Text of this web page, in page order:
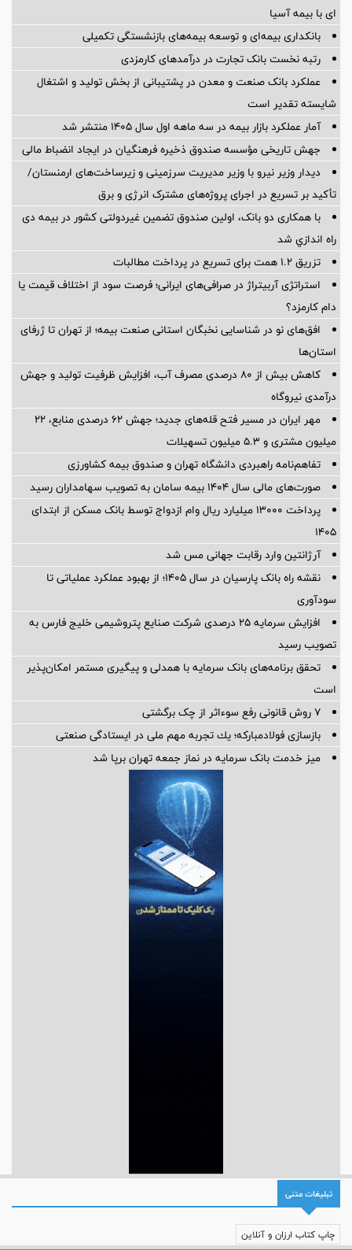
ای با بیمه آسیا
بانکداری بیمه‌ای و توسعه بیمه‌های بازنشستگی تکمیلی
رتبه نخست بانک تجارت در درآمدهای کارمزدی
عملکرد بانک صنعت و معدن در پشتیبانی از بخش تولید و اشتغال
شایسته تقدیر است
آمار عملكرد بازار بیمه در سه ماهه اول سال 1405 منتشر شد
جهش تاریخی مؤسسه صندوق ذخیره فرهنگیان در ایجاد انضباط مالی
دیدار وزیر نیرو با وزیر مدیریت سرزمینی و زیرساخت‌های ارمنستان/
تأکید بر تسریع در اجرای پروژه‌های مشترک انرژی و برق
با همکاری دو بانک، اولین صندوق تضمین غیردولتی کشور در بیمه دی
راه اندازي شد
تزریق ۱.۲ همت برای تسریع در پرداخت مطالبات
استراتژی آربیتراژ در صرافی‌های ایرانی؛ فرصت سود از اختلاف قیمت یا
دام کارمزد؟
افق‌های نو در شناسایی نخبگان استانی صنعت بیمه؛ از تهران تا ژرفای
استان‌ها
کاهش بیش از ۸۰ درصدی مصرف آب، افزایش ظرفیت تولید و جهش
درآمدی نیروگاه
مهر ایران در مسیر فتح قله‌های جدید؛ جهش ۶۲ درصدی منابع، ۲۲
میلیون مشتری و ۵.۳ میلیون تسهیلات
تفاهم‌نامه راهبردی دانشگاه تهران و صندوق بیمه كشاورزی
صورت‌های مالی سال ۱۴۰۴ بیمه سامان به تصویب سهامداران رسید
پرداخت ۱۳۰۰۰ میلیارد ریال وام ازدواج توسط بانک مسکن از ابتدای
۱۴۰۵
آرژانتین وارد رقابت جهانی مس شد
نقشه راه بانک پارسیان در سال ۱۴۰۵؛ از بهبود عملکرد عملیاتی تا
سودآوری
افزایش سرمایه ۲۵ درصدی شرکت صنایع پتروشیمی خلیج فارس به
تصویب رسید
تحقق برنامه‌های بانک سرمایه با همدلی و پیگیری مستمر امکان‌پذیر
است
۷ روش قانونی رفع سوء‌اثر از چک برگشتی
بازسازی فولادمباركه؛ یك تجربه مهم ملی در ایستادگی صنعتی
میز خدمت بانک سرمایه در نماز جمعه تهران برپا شد
تبلیغات متنی
چاپ کتاب ارزان و آنلاین